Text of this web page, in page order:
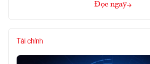
Đọc ngay
Tài chính